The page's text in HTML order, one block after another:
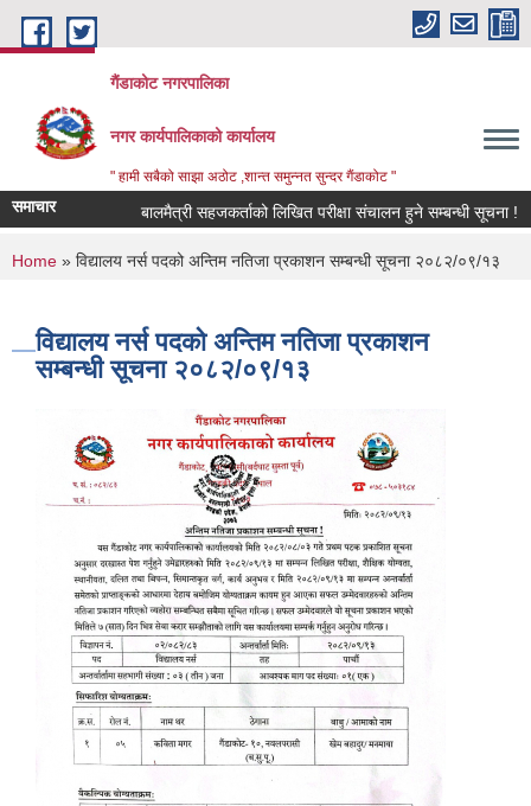
Skip to main content
गैंडाकोट नगरपालिका
नगर कार्यपालिकाको कार्यालय
" हामी सबैको साझा अठोट ,शान्त समुन्नत सुन्दर गैंडाकोट "
समाचार बालमैत्री सहजकर्ताको लिखित परीक्षा संचालन हुने सम्बन्धी सूचना !
You are here
Home » विद्यालय नर्स पदको अन्तिम नतिजा प्रकाशन सम्बन्धी सूचना २०८२/०९/१३
विद्यालय नर्स पदको अन्तिम नतिजा प्रकाशन
सम्बन्धी सूचना २०८२/०९/१३